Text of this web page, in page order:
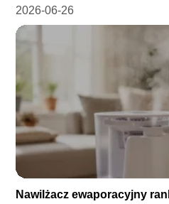
2026-06-26
Nawilżacz ewaporacyjny